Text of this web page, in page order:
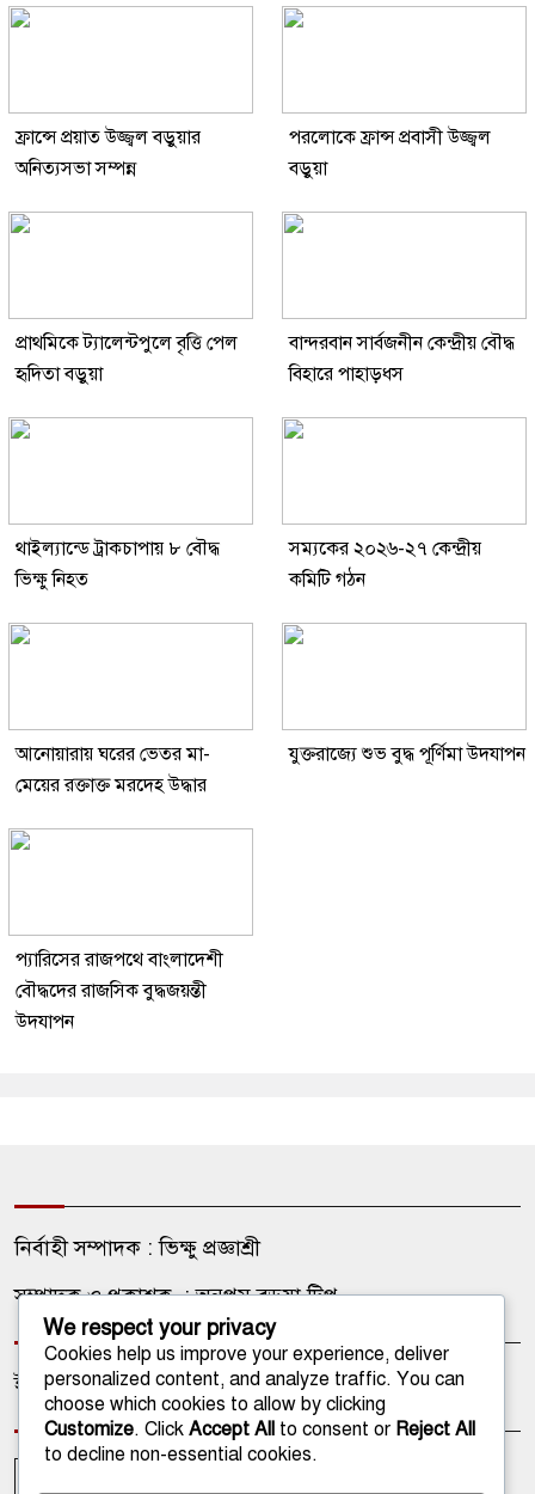
ফ্রান্সে প্রয়াত উজ্জ্বল বড়ুয়ার
অনিত্যসভা সম্পন্ন
পরলোকে ফ্রান্স প্রবাসী উজ্জ্বল
বড়ুয়া
প্রাথমিকে ট্যালেন্টপুলে বৃত্তি পেল
হৃদিতা বড়ুয়া
বান্দরবান সার্বজনীন কেন্দ্রীয় বৌদ্ধ
বিহারে পাহাড়ধস
থাইল্যান্ডে ট্রাকচাপায় ৮ বৌদ্ধ
ভিক্ষু নিহত
সম্যকের ২০২৬-২৭ কেন্দ্রীয়
কমিটি গঠন
আনোয়ারায় ঘরের ভেতর মা-
মেয়ের রক্তাক্ত মরদেহ উদ্ধার
যুক্তরাজ্যে শুভ বুদ্ধ পূর্ণিমা উদযাপন
প্যারিসের রাজপথে বাংলাদেশী
বৌদ্ধদের রাজসিক বুদ্ধজয়ন্তী
উদযাপন
নির্বাহী সম্পাদক : ভিক্ষু প্রজ্ঞাশ্রী
সম্পাদক ও প্রকাশক : অনুপম বড়ুয়া টিপু
ইমেইল: onlinetathagata@gmail.com
We respect your privacy
Cookies help us improve your experience, deliver
personalized content, and analyze traffic. You can
choose which cookies to allow by clicking
Customize. Click Accept All to consent or Reject All
to decline non-essential cookies.